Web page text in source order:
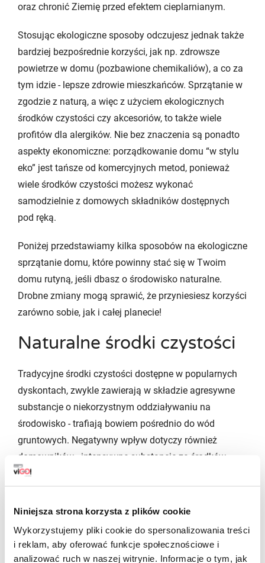
Niniejsza strona korzysta z plików cookie
Wykorzystujemy pliki cookie do spersonalizowania treści
i reklam, aby oferować funkcje społecznościowe i
analizować ruch w naszej witrynie. Informacje o tym, jak
oraz chronić Ziemię przed efektem cieplarnianym.
Stosując ekologiczne sposoby odczujesz jednak także
bardziej bezpośrednie korzyści, jak np. zdrowsze
powietrze w domu (pozbawione chemikaliów), a co za
tym idzie - lepsze zdrowie mieszkańców. Sprzątanie w
zgodzie z naturą, a więc z użyciem ekologicznych
środków czystości czy akcesoriów, to także wiele
profitów dla alergików. Nie bez znaczenia są ponadto
aspekty ekonomiczne: porządkowanie domu “w stylu
eko” jest tańsze od komercyjnych metod, ponieważ
wiele środków czystości możesz wykonać
samodzielnie z domowych składników dostępnych
pod ręką.
Poniżej przedstawiamy kilka sposobów na ekologiczne
sprzątanie domu, które powinny stać się w Twoim
domu rutyną, jeśli dbasz o środowisko naturalne.
Drobne zmiany mogą sprawić, że przyniesiesz korzyści
zarówno sobie, jak i całej planecie!
Naturalne środki czystości
Tradycyjne środki czystości dostępne w popularnych
dyskontach, zwykle zawierają w składzie agresywne
substancje o niekorzystnym oddziaływaniu na
środowisko - trafiają bowiem pośrednio do wód
gruntowych. Negatywny wpływ dotyczy również
domowników - intensywne substancje ze środków
chemii domowej, mogą przyczyniać się do rozwoju
alergii czy nawet astmy. Aby tego uniknąć, warto
sporządzić samodzielnie ekologiczne środki czystości
Zadbaj o segregację śmieci